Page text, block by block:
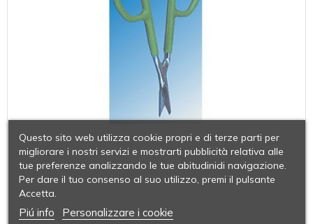
Questo sito web utilizza cookie propri e di terze parti per
migliorare i nostri servizi e mostrarti pubblicità relativa alle
tue preferenze analizzando le tue abitudinidi navigazione.
Per dare il tuo consenso al suo utilizzo, premi il pulsante
Accetta.
Piú info Personalizzare i cookie